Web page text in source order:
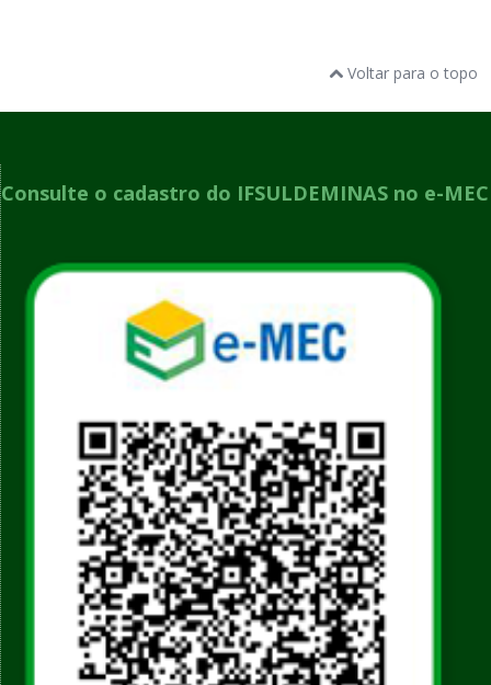
Voltar para o topo
Consulte o cadastro do IFSULDEMINAS no e-MEC